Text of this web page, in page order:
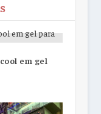
em gel